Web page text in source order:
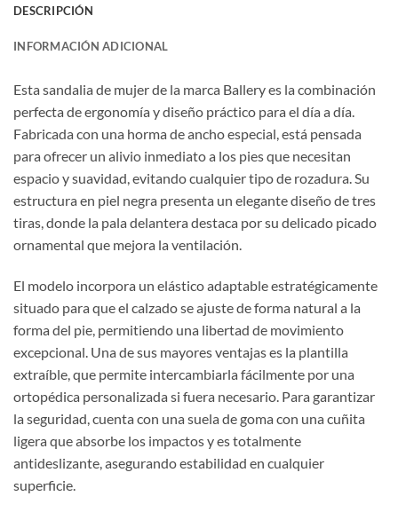
DESCRIPCIÓN
INFORMACIÓN ADICIONAL
Esta sandalia de mujer de la marca Ballery es la combinación
perfecta de ergonomía y diseño práctico para el día a día.
Fabricada con una horma de ancho especial, está pensada
para ofrecer un alivio inmediato a los pies que necesitan
espacio y suavidad, evitando cualquier tipo de rozadura. Su
estructura en piel negra presenta un elegante diseño de tres
tiras, donde la pala delantera destaca por su delicado picado
ornamental que mejora la ventilación.
El modelo incorpora un elástico adaptable estratégicamente
situado para que el calzado se ajuste de forma natural a la
forma del pie, permitiendo una libertad de movimiento
excepcional. Una de sus mayores ventajas es la plantilla
extraíble, que permite intercambiarla fácilmente por una
ortopédica personalizada si fuera necesario. Para garantizar
la seguridad, cuenta con una suela de goma con una cuñita
ligera que absorbe los impactos y es totalmente
antideslizante, asegurando estabilidad en cualquier
superficie.